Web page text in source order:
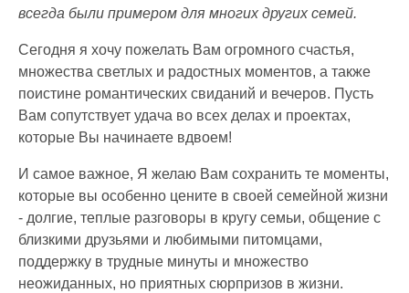
всегда были примером для многих других семей.
Сегодня я хочу пожелать Вам огромного счастья,
множества светлых и радостных моментов, а также
поистине романтических свиданий и вечеров. Пусть
Вам сопутствует удача во всех делах и проектах,
которые Вы начинаете вдвоем!
И самое важное, Я желаю Вам сохранить те моменты,
которые вы особенно цените в своей семейной жизни
- долгие, теплые разговоры в кругу семьи, общение с
близкими друзьями и любимыми питомцами,
поддержку в трудные минуты и множество
неожиданных, но приятных сюрпризов в жизни.